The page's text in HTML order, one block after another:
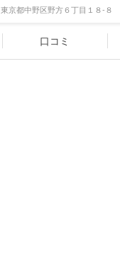
東京都中野区野方６丁目１８-８
口コミ